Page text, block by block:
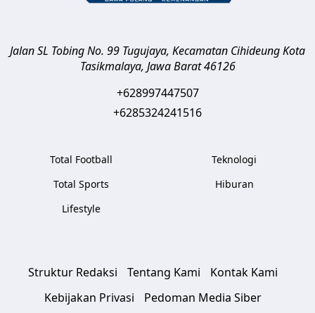
Jalan SL Tobing No. 99 Tugujaya, Kecamatan CihideungKota
Tasikmalaya, Jawa Barat 46126
+628997447507
+6285324241516
Total Football
Total Sports
Lifestyle
Teknologi
Hiburan
Struktur Redaksi Tentang Kami
Kontak Kami
Kebijakan Privasi
Pedoman Media Siber